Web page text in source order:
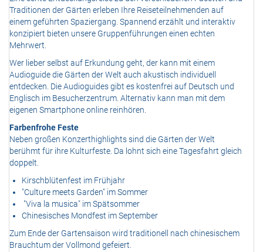
Traditionen der Gärten erleben Ihre Reiseteilnehmenden auf
einem geführten Spaziergang. Spannend erzählt und interaktiv
konzipiert bieten unsere Gruppenführungen einen echten
Mehrwert.
Wer lieber selbst auf Erkundung geht, der kann mit einem
Audioguide die Gärten der Welt auch akustisch individuell
entdecken. Die Audioguides gibt es kostenfrei auf Deutsch und
Englisch im Besucherzentrum. Alternativ kann man mit dem
eigenen Smartphone online reinhören.
Farbenfrohe Feste
Neben großen Konzerthighlights sind die Gärten der Welt
berühmt für ihre Kulturfeste. Da lohnt sich eine Tagesfahrt gleich
doppelt.
Kirschblütenfest im Frühjahr
"Culture meets Garden" im Sommer
"Viva la musica" im Spätsommer
Chinesisches Mondfest im September
Zum Ende der Gartensaison wird traditionell nach chinesischem
Brauchtum der Vollmond gefeiert.